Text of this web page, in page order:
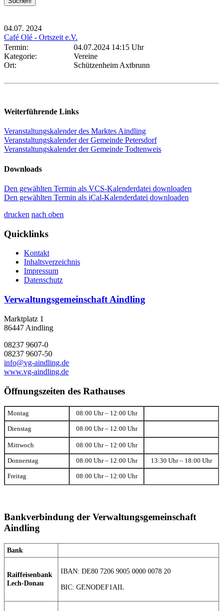
04.07. 2024
Café Olé - Ortszeit e.V.
Termin:
04.07.2024 14:15 Uhr
Kategorie:
Vereine
Ort:
Schützenheim Axtbrunn
Weiterführende Links
Veranstaltungskalender des Marktes Aindling
Veranstaltungskalender der Gemeinde Petersdorf
Veranstaltungskalender der Gemeinde Todtenweis
Downloads
Den gewählten Termin als VCS-Kalenderdatei downloaden
Den gewählten Termin als iCal-Kalenderdatei downloaden
drucken nach oben
Quicklinks
Kontakt
Inhaltsverzeichnis
Impressum
Datenschutz
Verwaltungsgemeinschaft Aindling
Marktplatz 1
86447 Aindling
08237 9607-0
08237 9607-50
info@vg-aindling.de
www.vg-aindling.de
Öffnungszeiten des Rathauses
Montag 08:00 Uhr – 12:00 Uhr
Dienstag 08:00 Uhr – 12:00 Uhr
Mittwoch 08:00 Uhr – 12:00 Uhr
Donnerstag 08:00 Uhr – 12:00 Uhr 13:30 Uhr – 18:00 Uhr
Freitag 08:00 Uhr – 12:00 Uhr
Bankverbindung der Verwaltungsgemeinschaft
Aindling
Bank
Raiffeisenbank
Lech-Donau
IBAN: DE80 7206 9005 0000 0078 20
BIC: GENODEF1AIL